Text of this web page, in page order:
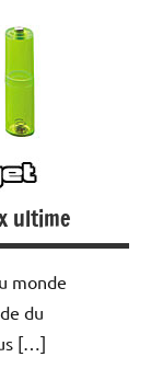
ultime
monde
du
[…]